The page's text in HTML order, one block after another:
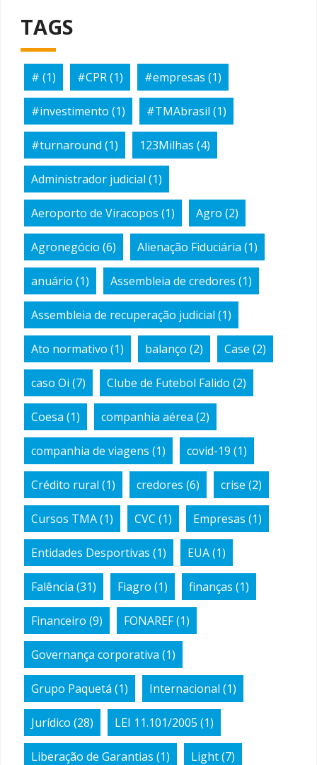
TAGS
# (1) #CPR(1) #empresas (1)
#investimento (1) #TMAbrasil (1)
#turnaround (1) 123Milhas (4)
Administrador judicial (1)
Aeroporto de Viracopos (1) Agro (2)
Agronegócio (6) Alienação Fiduciária (1)
anuário (1) Assembleia de credores (1)
Assembleia de recuperação judicial (1)
Ato normativo (1) balanço (2) Case (2)
caso Oi (7) Clube de Futebol Falido (2)
Coesa (1) companhia aérea (2)
companhia de viagens (1) covid-19 (1)
Crédito rural (1) credores (6) crise (2)
Cursos TMA(1) CVC (1) Empresas (1)
Entidades Desportivas (1) EUA(1)
Falência (31) Fiagro (1) finanças (1)
Financeiro (9) FONAREF(1)
Governança corporativa (1)
Grupo Paquetá (1) Internacional (1)
Jurídico (28) LEI 11.101/2005 (1)
Liberação de Garantias (1) Light(7)